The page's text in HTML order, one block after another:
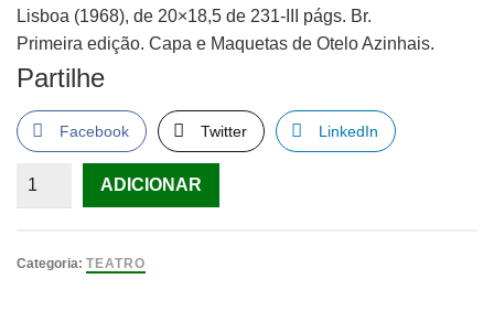
Lisboa (1968), de 20×18,5 de 231-III págs. Br.
Primeira edição. Capa e Maquetas de Otelo Azinhais.
Partilhe
Facebook Twitter LinkedIn
Quantidade
Bernardo
ADICIONAR
Categoria: TEATRO